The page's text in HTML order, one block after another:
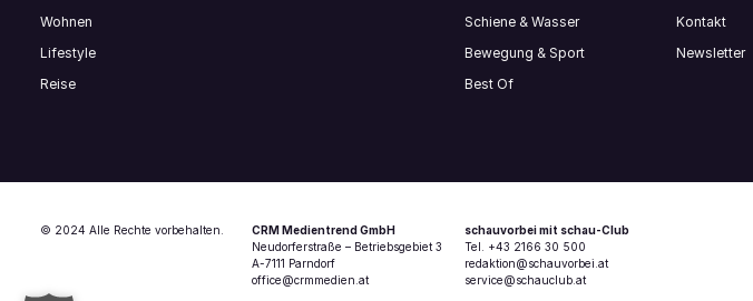
Wohnen
Lifestyle
Reise
Schiene & Wasser
Bewegung & Sport
Best Of
Kontakt
Newsletter
© 2024 Alle Rechte vorbehalten.
CRM Medientrend GmbH
Neudorferstraße – Betriebsgebiet 3
A-7111 Parndorf
office@crmmedien.at
schauvorbei mit schau-Club
Tel. +43 2166 30 500
redaktion@schauvorbei.at
service@schauclub.at